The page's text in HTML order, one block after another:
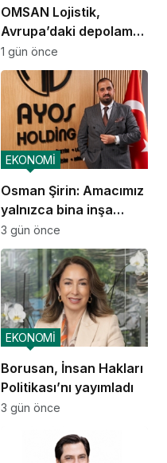
OMSAN Lojistik,
Avrupa’daki depolama
ve dağıtım
operasyonlarına
başladı
1 gün önce
Osman Şirin: Amacımız
yalnızca bina inşa
etmek değil,
yatırımcısına
kazandıracak yaşam
alanları üretmek
EKONOMİ
3 gün önce
Borusan, İnsan Hakları
Politikası’nı yayımladı
EKONOMİ
3 gün önce